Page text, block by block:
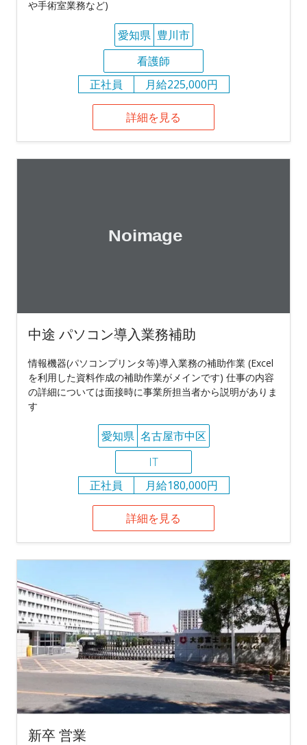
や手術室業務など)
愛知県 豊川市
看護師
正社員
月給225,000円
詳細を見る
中途 パソコン導入業務補助
情報機器(パソコンプリンタ等)導入業務の補助作業 (Excel
を利用した資料作成の補助作業がメインです) 仕事の内容
の詳細については面接時に事業所担当者から説明がありま
す
愛知県 名古屋市中区
IT
正社員
月給180,000円
詳細を見る
新卒 営業